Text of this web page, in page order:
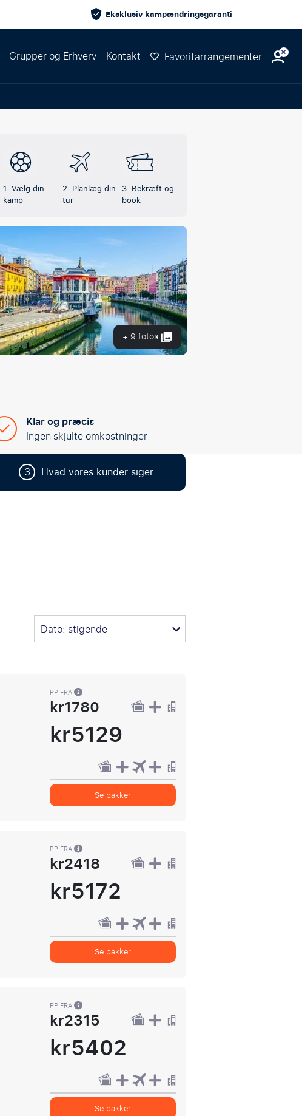
Eksklusiv kampændringsgaranti
Grupper og Erhverv Kontakt Favoritarrangementer
1. Vælg din
kamp
2. Planlæg din
tur
3. Bekræft og
book
+ 9 fotos
Klar og præcis
Ingen skjulte omkostninger
3 Hvad vores kunder siger
Dato: stigende
PP FRA
kr1780
kr5129
Se pakker
PP FRA
kr2418
kr5172
Se pakker
PP FRA
kr2315
kr5402
Se pakker